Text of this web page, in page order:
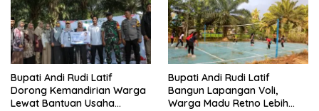
Bupati Andi Rudi Latif
Dorong Kemandirian Warga
Lewat Bantuan Usaha
Bupati Andi Rudi Latif
Bangun Lapangan Voli,
Warga Madu Retno Lebih